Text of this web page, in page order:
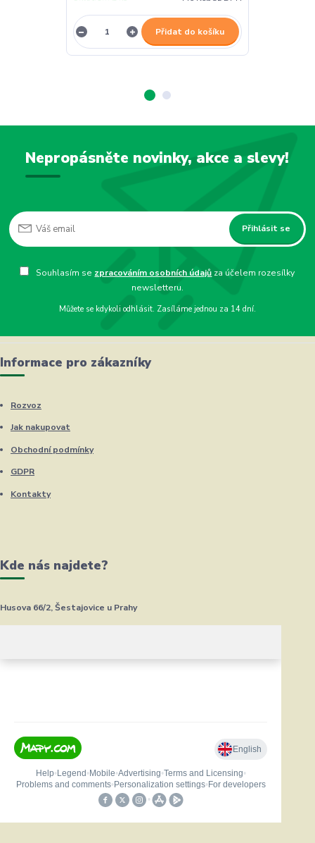
Přidat do košíku
Nepropásněte novinky, akce a slevy!
Přihlásit se
Souhlasím se zpracováním osobních údajů za účelem rozesílky
newsletteru.
Můžete se kdykoli odhlásit. Zasíláme jednou za 14 dní.
Informace pro zákazníky
Rozvoz
Jak nakupovat
Obchodní podmínky
GDPR
Kontakty
Kde nás najdete?
Husova 66/2, Šestajovice u Prahy